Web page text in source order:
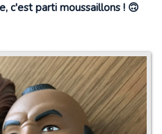
c'est parti moussaillons ! 🙃